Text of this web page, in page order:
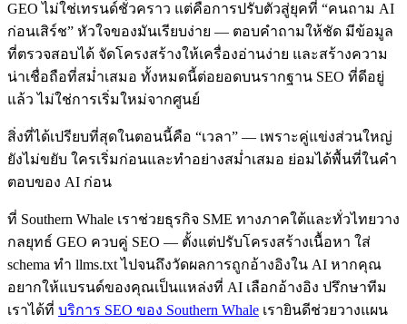
GEO ไม่ใช่เทรนด์ชั่วคราว แต่คือการปรับตัวสู่ยุคที่ “คนถาม AI
ก่อนเสิร์ช” หัวใจของมันเรียบง่าย — ตอบคำถามให้ชัด มีข้อมูล
ที่ตรวจสอบได้ จัดโครงสร้างให้เครื่องอ่านง่าย และสร้างความ
น่าเชื่อถือที่สม่ำเสมอ ทั้งหมดนี้ต่อยอดบนรากฐาน SEO ที่ดีอยู่
แล้ว ไม่ใช่การเริ่มใหม่จากศูนย์
สิ่งที่ได้เปรียบที่สุดในตอนนี้คือ “เวลา” — เพราะคู่แข่งส่วนใหญ่
ยังไม่ขยับ ใครเริ่มก่อนและทำอย่างสม่ำเสมอ ย่อมได้พื้นที่ในคำ
ตอบของ AI ก่อน
ที่ Southern Whale เราช่วยธุรกิจ SME ทางภาคใต้และทั่วไทยวาง
กลยุทธ์ GEO ควบคู่ SEO — ตั้งแต่ปรับโครงสร้างเนื้อหา ใส่
schema ทำ llms.txt ไปจนถึงวัดผลการถูกอ้างอิงใน AI หากคุณ
อยากให้แบรนด์ของคุณเป็นแหล่งที่ AI เลือกอ้างอิง ปรึกษาทีม
เราได้ที่ บริการ SEO ของ Southern Whale เรายินดีช่วยวางแผน